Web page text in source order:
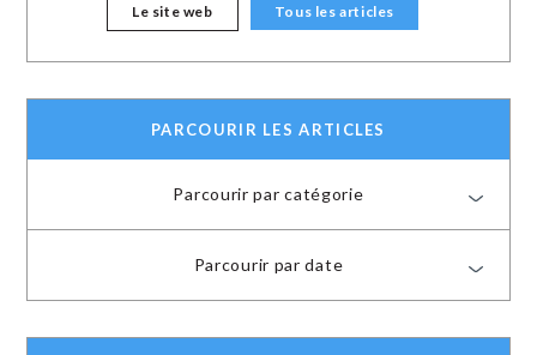
Le site web Tous les articles
PARCOURIR LES ARTICLES
Parcourir par catégorie
Parcourir par date